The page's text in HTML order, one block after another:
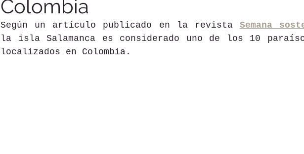
Colombia
Según un artículo publicado en la revista Semana
la isla Salamanca es considerado uno de los 10
localizados en Colombia.